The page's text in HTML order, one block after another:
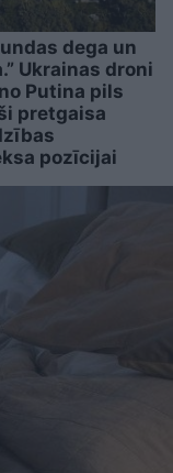
dega un
Ukrainas droni
Putina pils
pretgaisa
pozīcijai